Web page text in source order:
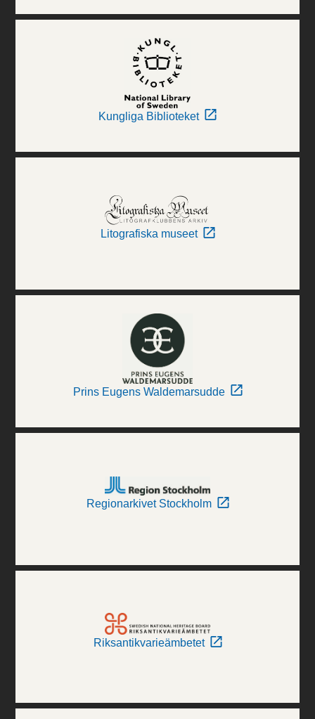
Kungliga Biblioteket
Litografiska museet
Prins Eugens Waldemarsudde
Regionarkivet Stockholm
Riksantikvarieämbetet